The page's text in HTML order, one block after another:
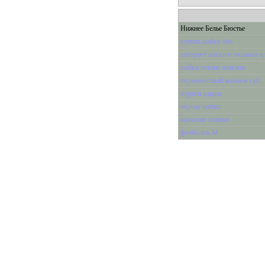
Нижнее Белье Бюстье
купить майку nba
интернет магазин украина
майки летние женские
перманентный макияж губ
куртки адидас
чёрная майка
мужские плавки
футболка 3d